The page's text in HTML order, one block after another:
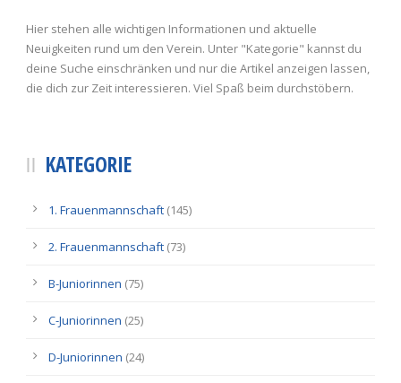
Hier stehen alle wichtigen Informationen und aktuelle
Neuigkeiten rund um den Verein. Unter "Kategorie" kannst du
deine Suche einschränken und nur die Artikel anzeigen lassen,
die dich zur Zeit interessieren. Viel Spaß beim durchstöbern.
KATEGORIE
1. Frauenmannschaft (145)
2. Frauenmannschaft (73)
B-Juniorinnen (75)
C-Juniorinnen (25)
D-Juniorinnen (24)